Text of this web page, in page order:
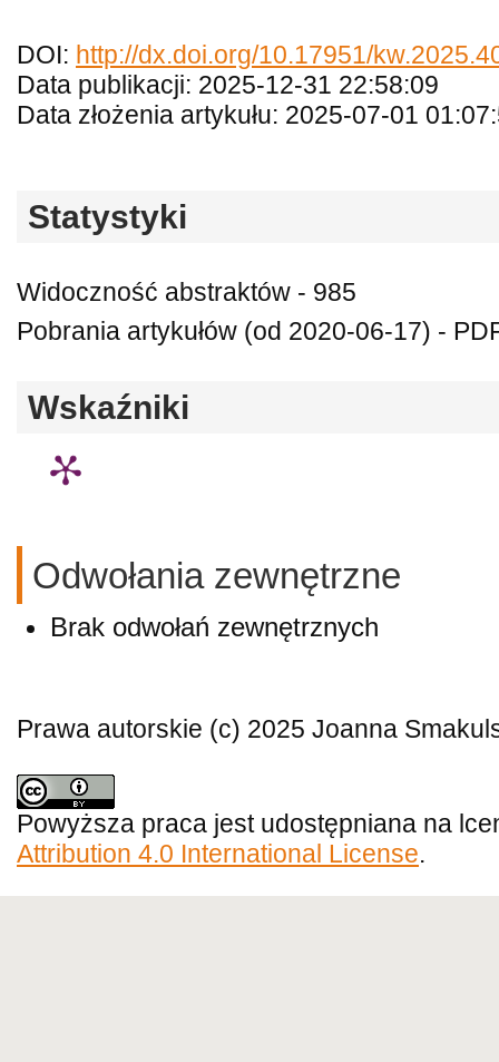
DOI: http://dx.doi.org/10.17951/
Data publikacji: 2025-12-31 22:58:09
Data złożenia artykułu: 2025-07-01
Statystyki
Widoczność abstraktów - 985
Pobrania artykułów (od 2020-06-17) -
Wskaźniki
Odwołania zewnętrzne
Brak odwołań zewnętrznych
Prawa autorskie (c) 2025 Joanna
Powyższa praca jest udostępniana na
Attribution 4.0 International License.